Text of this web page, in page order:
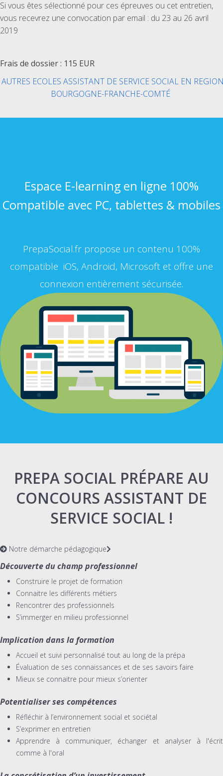
Si vous êtes sélectionné pour ces épreuves ou cet entretien,
vous recevrez une convocation par email : du 23 au 26 avril
2019
Frais de dossier : 115 EUR
AUTRES ECOLES ASSISTANT DE SERVICE SOCIAL EN
BOURGOGNE-FRANCHE-COMTÉ
Espace E-learning en ligne 100%
Compatible avec PC, tablettes & mobiles
PrepaSocial.fr propose un contenu 100%
compatible iOS, Android, Microsoft et offre une
connexion entièrement sécurisée.
PREPA SOCIAL PRÉPARE AU
CONCOURS ASSISTANT DE
SERVICE SOCIAL !
Notre démarche pédagogique
Découverte du champ professionnel
Construire le projet de formation
Connaitre les différents métiers
Rencontrer des professionnels
S’immerger en milieu professionnel
Implication dans la formation
Accueil et suivi personnalisé tout au long de la prépa
Évaluation de ses connaissances et de ses savoirs faire
Mieux se connaitre pour mieux s’orienter
Potentialiser ses compétences
Réfléchir à l’environnement social et sociétal
S’exprimer en entretien
Apprendre à communiquer, échanger et analyser à l'écrit
comme à l'oral